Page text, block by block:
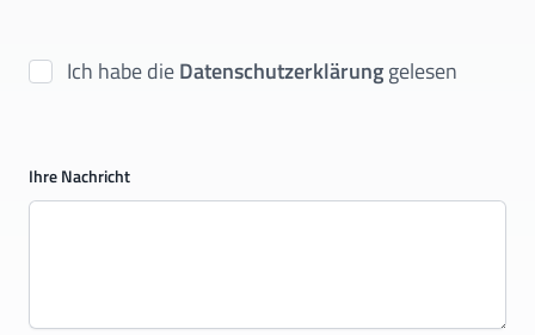
Ich habe dieDatenschutzerklärunggelesen
Ihre Nachricht